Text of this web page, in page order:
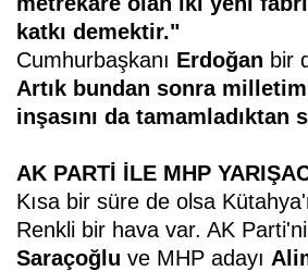
katkı demektir."
Cumhurbaşkanı Erdoğan bir
Artık bundan sonra
inşasını da tamamladıktan
AK PARTİ İLE MHP
Kısa bir süre de olsa
Renkli bir hava var. AK
Saraçoğlu ve MHP adayı